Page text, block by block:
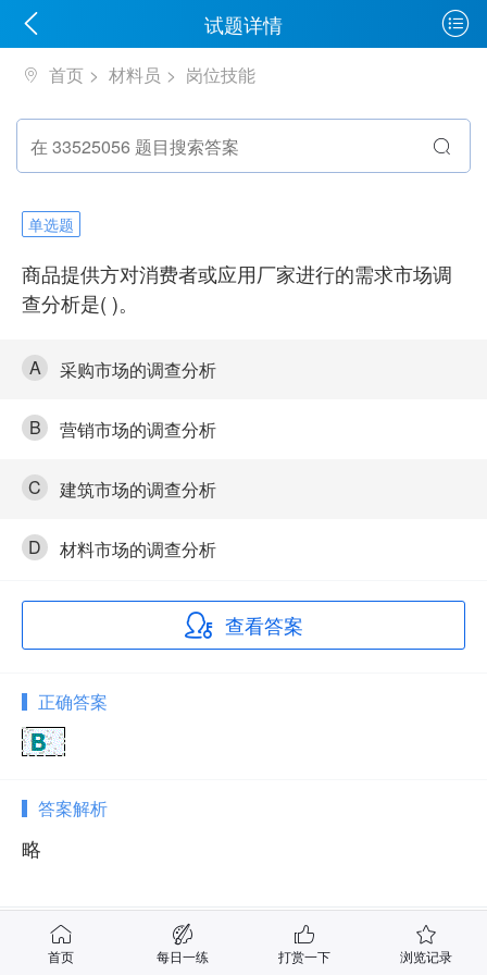
试题详情
首页 材料员 岗位技能
单选题
商品提供方对消费者或应用厂家进行的需求市场调
查分析是( )。
A 采购市场的调查分析
B 营销市场的调查分析
C 建筑市场的调查分析
D 材料市场的调查分析
查看答案
正确答案
答案解析
略
相关试题
首页 每日一练 打赏一下 浏览记录